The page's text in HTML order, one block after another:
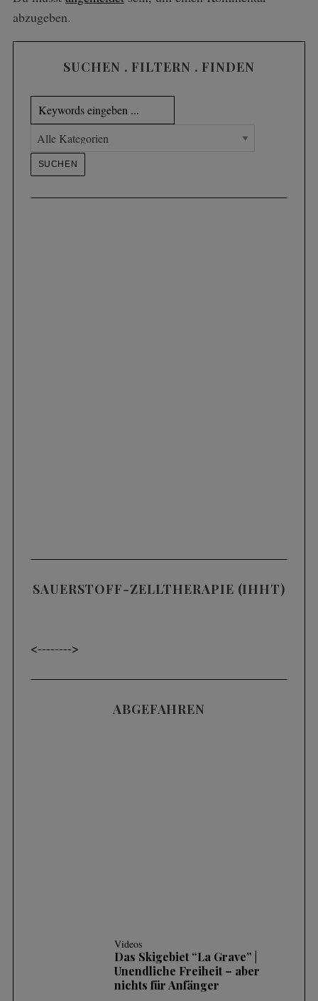
abzugeben.
SUCHEN . FILTERN . FINDEN
SAUERSTOFF-ZELLTHERAPIE (IHHT)
<-------->
ABGEFAHREN
Videos
Das Skigebiet “La Grave” |
Unendliche Freiheit – aber
nichts für Anfänger